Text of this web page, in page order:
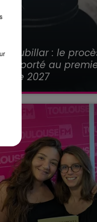
2026
Jubillar : le
reporté au
2027